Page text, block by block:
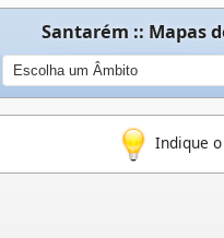
Santarém :: Mapas
Indique